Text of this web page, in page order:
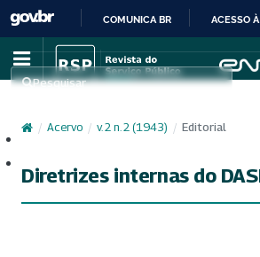
IR
PARA
CONTEÚDO
COMUNICA BR ACESSO
Pesquisar
/ Acervo / v. 2 n. 2 (1943) / Editorial
Diretrizes internas do